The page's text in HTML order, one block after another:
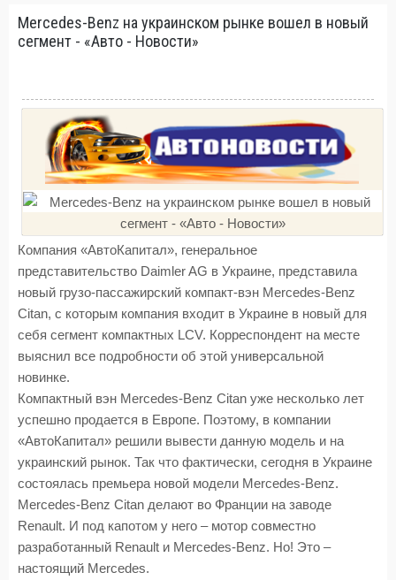
Mercedes-Benz на украинском рынке вошел в новый
сегмент - «Авто - Новости»
Компания «АвтоКапитал», генеральное
представительство Daimler AG в Украине, представила
новый грузо-пассажирский компакт-вэн Mercedes-Benz
Citan, с которым компания входит в Украине в новый для
себя сегмент компактных LCV. Корреспондент на месте
выяснил все подробности об этой универсальной
новинке.
Компактный вэн Mercedes-Benz Citan уже несколько лет
успешно продается в Европе. Поэтому, в компании
«АвтоКапитал» решили вывести данную модель и на
украинский рынок. Так что фактически, сегодня в Украине
состоялась премьера новой модели Mercedes-Benz.
Mercedes-Benz Citan делают во Франции на заводе
Renault. И под капотом у него – мотор совместно
разработанный Renault и Mercedes-Benz. Но! Это –
настоящий Mercedes.